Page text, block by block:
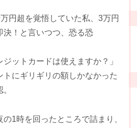
円超を覚悟していた私、3万円
決！と言いつつ、恐る恐
ジットカードは使えますか？」
にギリギリの額しかなかった
1時を回ったところで詰まり、